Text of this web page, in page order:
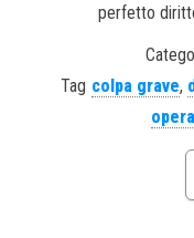
perfetto
Tag colpa grave,